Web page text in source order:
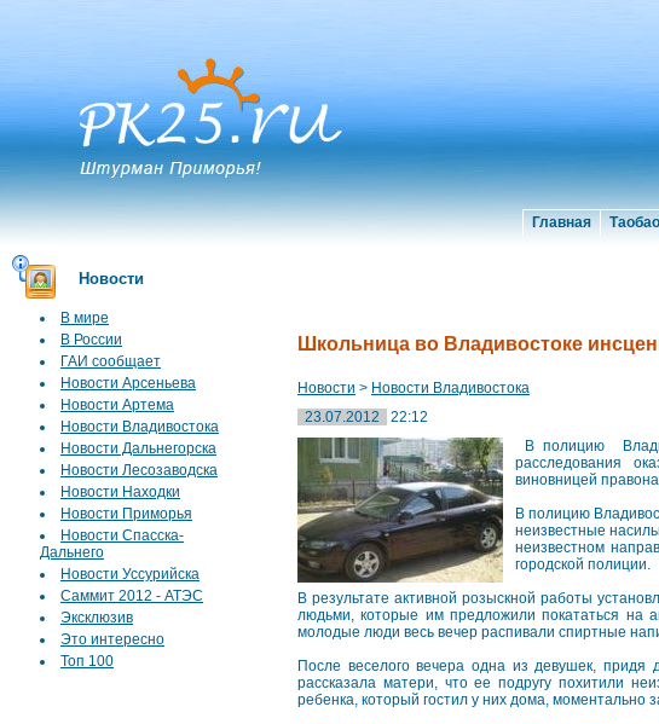
Главная Таобао
Новости
В мире
В России
ГАИ сообщает
Новости Арсеньева
Новости Артема
Новости Владивостока
Новости Дальнегорска
Новости Лесозаводска
Новости Находки
Новости Приморья
Новости Спасска-
Дальнего
Новости Уссурийска
Саммит 2012 - АТЭС
Эксклюзив
Это интересно
Топ 100
Школьница во Владивостоке
Новости > Новости Владивостока
23.07.2012
22:12
В полицию
расследования
виновницей
В полицию
неизвестные
неизвестном
городской полиции.
В результате активной розыскной работы
людьми, которые им предложили покататься на
молодые люди весь вечер распивали спиртные
После веселого вечера одна из девушек, придя
рассказала матери, что ее подругу похитили
ребенка, который гостил у них дома, моментально